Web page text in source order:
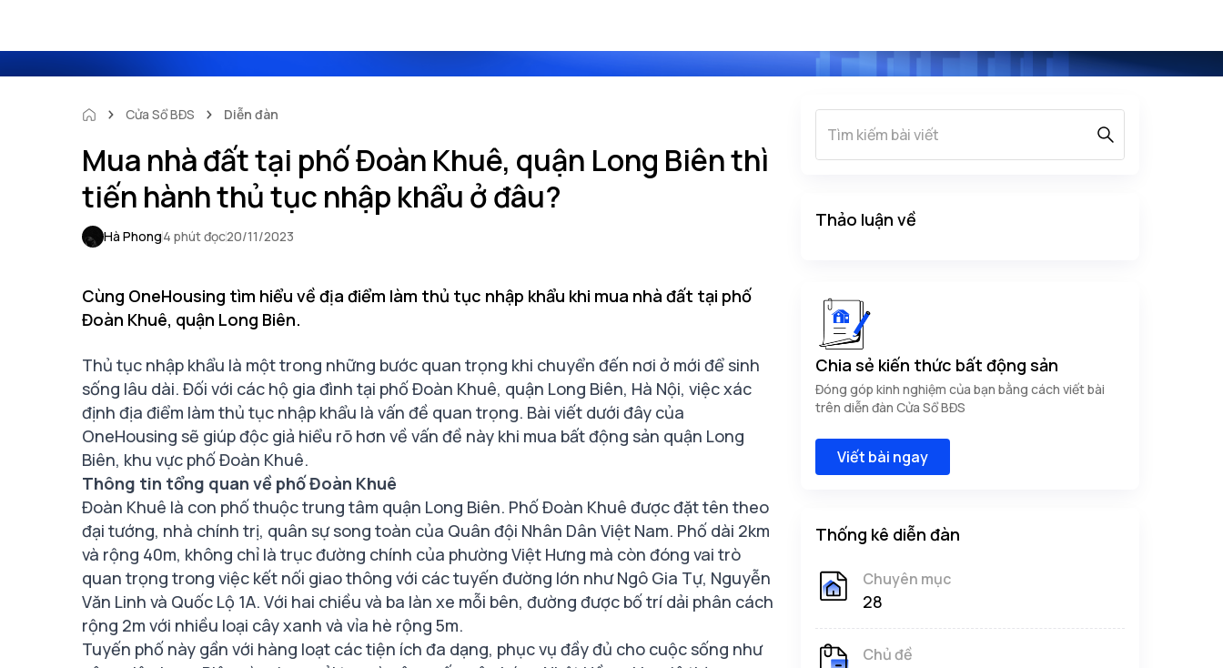
Cửa Sổ BĐS Diễn đàn
Mua nhà đất tại phố Đoàn Khuê, quận Long Biên thì
tiến hành thủ tục nhập khẩu ở đâu?
Hà Phong4 phút đọc20/11/2023
Cùng OneHousing tìm hiểu về địa điểm làm thủ tục nhập khẩu khi mua nhà đất tại phố
Đoàn Khuê, quận Long Biên.
Thủ tục nhập khẩu là một trong những bước quan trọng khi chuyển đến nơi ở mới để sinh
sống lâu dài. Đối với các hộ gia đình tại phố Đoàn Khuê, quận Long Biên, Hà Nội, việc xác
định địa điểm làm thủ tục nhập khẩu là vấn đề quan trọng. Bài viết dưới đây của
OneHousing sẽ giúp độc giả hiểu rõ hơn về vấn đề này khi mua bất động sản quận Long
Biên, khu vực phố Đoàn Khuê.
Thông tin tổng quan về phố Đoàn Khuê
Đoàn Khuê là con phố thuộc trung tâm quận Long Biên. Phố Đoàn Khuê được đặt tên theo
đại tướng, nhà chính trị, quân sự song toàn của Quân đội Nhân Dân Việt Nam. Phố dài 2km
và rộng 40m, không chỉ là trục đường chính của phường Việt Hưng mà còn đóng vai trò
quan trọng trong việc kết nối giao thông với các tuyến đường lớn như Ngô Gia Tự, Nguyễn
Văn Linh và Quốc Lộ 1A. Với hai chiều và ba làn xe mỗi bên, đường được bố trí dải phân cách
rộng 2m với nhiều loại cây xanh và vỉa hè rộng 5m.
Tuyến phố này gần với hàng loạt các tiện ích đa dạng, phục vụ đầy đủ cho cuộc sống như
Thảo luận về
Chia sẻ kiến thức bất động sản
Đóng góp kinh nghiệm của bạn bằng cách viết bài
trên diễn đàn Cửa Sổ BĐS
Viết bài ngay
Thống kê diễn đàn
Chuyên mục
28
Chủ đề